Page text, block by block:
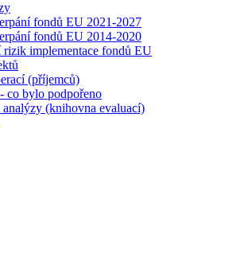
fondů EU 2021-2027
fondů EU 2014-2020
rizik implementace fondů EU
(příjemců)
co bylo podpořeno
analýzy (knihovna evaluací)